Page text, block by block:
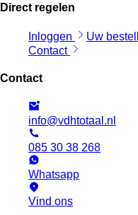
Direct regelen
Inloggen Uw
Contact
Contact
info@vdhtotaal.nl
085 30 38 268
Whatsapp
Vind ons